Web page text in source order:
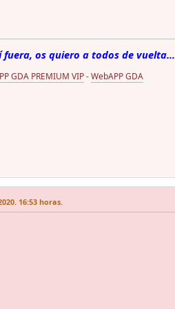
fuera, os quiero a todos de vuelta...
GDA PREMIUM VIP-WebAPP GDA
16:53 horas.